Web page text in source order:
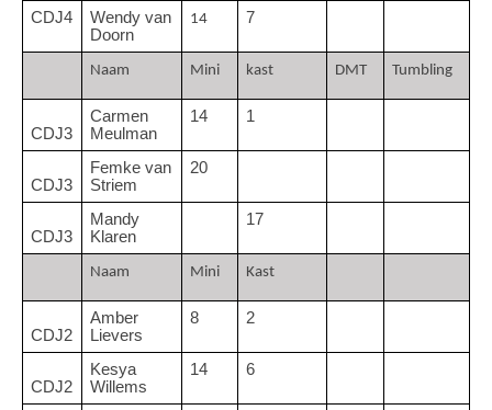
CDJ4
Wendy van
Doorn
14 7
Naam Mini kast DMT Tumbling
CDJ3
Carmen
Meulman
14 1
CDJ3
Femke van
Striem
20
CDJ3
Mandy
Klaren
17
Naam Mini Kast
CDJ2
Amber
Lievers
8 2
CDJ2
Kesya
Willems
14 6